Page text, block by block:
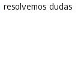
resolvemos dudas